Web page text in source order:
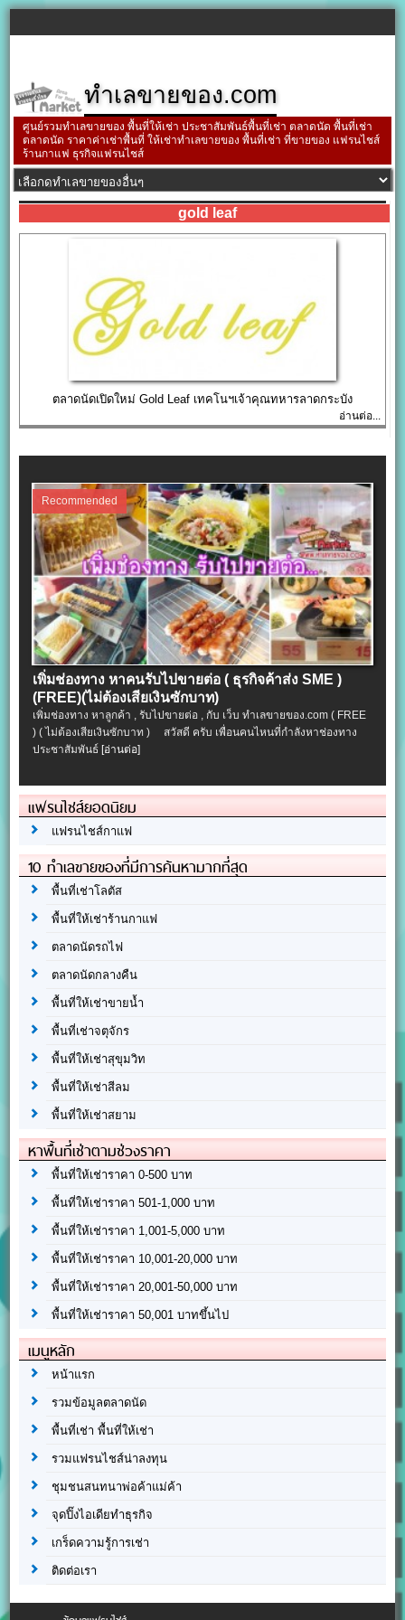
ทำเลขายของ.com
ศูนย์รวมทำเลขายของ พื้นที่ให้เช่า ประชาสัมพันธ์พื้นที่เช่า ตลาดนัด พื้นที่เช่า
ตลาดนัด ราคาค่าเช่าพื้นที่ ให้เช่าทำเลขายของ พื้นที่เช่า ที่ขายของ แฟรนไชส์
ร้านกาแฟ ธุรกิจแฟรนไชส์
gold leaf
ตลาดนัดเปิดใหม่ Gold Leaf เทคโนฯเจ้าคุณทหารลาดกระบัง
อ่านต่อ...
Recommended
เพิ่มช่องทาง หาคนรับไปขายต่อ ( ธุรกิจค้าส่ง SME )
(FREE)(ไม่ต้องเสียเงินซักบาท)
เพิ่มช่องทาง หาลูกค้า , รับไปขายต่อ , กับ เว็บ ทำเลขายของ.com ( FREE
) ( ไม่ต้องเสียเงินซักบาท ) สวัสดี ครับ เพื่อนคนไหนที่กำลังหาช่องทาง
ประชาสัมพันธ์[อ่านต่อ]
แฟรนไชส์ยอดนิยม
แฟรนไชส์กาแฟ
10 ทำเลขายของที่มีการค้นหามากที่สุด
พื้นที่เช่าโลตัส
พื้นที่ให้เช่าร้านกาแฟ
ตลาดนัดรถไฟ
ตลาดนัดกลางคืน
พื้นที่ให้เช่าขายน้ำ
พื้นที่เช่าจตุจักร
พื้นที่ให้เช่าสุขุมวิท
พื้นที่ให้เช่าสีลม
พื้นที่ให้เช่าสยาม
หาพื้นที่เช่าตามช่วงราคา
พื้นที่ให้เช่าราคา 0-500 บาท
พื้นที่ให้เช่าราคา 501-1,000 บาท
พื้นที่ให้เช่าราคา 1,001-5,000 บาท
พื้นที่ให้เช่าราคา 10,001-20,000 บาท
พื้นที่ให้เช่าราคา 20,001-50,000 บาท
พื้นที่ให้เช่าราคา 50,001 บาทขึ้นไป
เมนูหลัก
หน้าแรก
รวมข้อมูลตลาดนัด
พื้นที่เช่า พื้นที่ให้เช่า
รวมแฟรนไชส์น่าลงทุน
ชุมชนสนทนาพ่อค้าแม่ค้า
จุดปิ๊งไอเดียทำธุรกิจ
เกร็ดความรู้การเช่า
ติดต่อเรา